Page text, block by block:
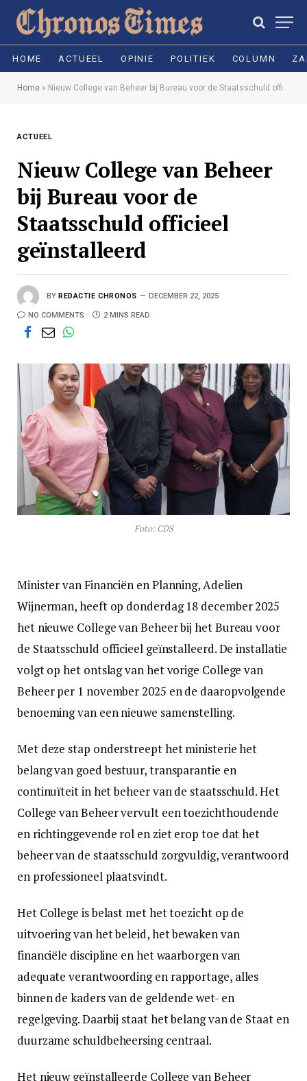
HOME ACTUEEL OPINIE POLITIEK COLUMN
Home » Nieuw College van Beheer bij Bureau voor de Staatsschuld officieel geïnstalleerd
ACTUEEL
Nieuw College van Beheer
bij Bureau voor de
Staatsschuld officieel
geïnstalleerd
BY REDACTIE CHRONOS DECEMBER 22, 2025
NO COMMENTS 2 MINS READ
Foto: CDS
Minister van Financiën en Planning, Adelien
Wijnerman, heeft op donderdag 18 december 2025
het nieuwe College van Beheer bij het Bureau voor
de Staatsschuld officieel geïnstalleerd. De installatie
volgt op het ontslag van het vorige College van
Beheer per 1 november 2025 en de daaropvolgende
benoeming van een nieuwe samenstelling.
Met deze stap onderstreept het ministerie het
belang van goed bestuur, transparantie en
continuïteit in het beheer van de staatsschuld. Het
College van Beheer vervult een toezichthoudende
en richtinggevende rol en ziet erop toe dat het
beheer van de staatsschuld zorgvuldig, verantwoord
en professioneel plaatsvindt.
Het College is belast met het toezicht op de
uitvoering van het beleid, het bewaken van
financiële discipline en het waarborgen van
adequate verantwoording en rapportage, alles
binnen de kaders van de geldende wet- en
regelgeving. Daarbij staat het belang van de Staat en
duurzame schuldbeheersing centraal.
Het nieuw geïnstalleerde College van Beheer